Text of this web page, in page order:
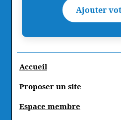
Ajouter
Accueil
Proposer un site
Espace membre